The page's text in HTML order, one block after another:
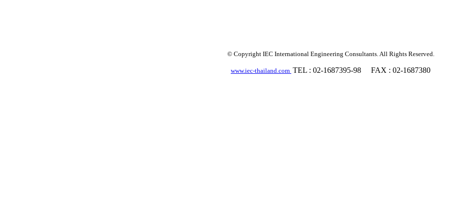
© Copyright IEC International Engineering Consultants. All Rights Reserved.
www.iec-thailand.com TEL : 02-1687395-98 FAX : 02-1687380